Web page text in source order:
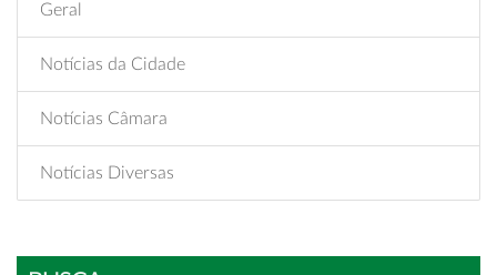
Geral
Notícias da Cidade
Notícias Câmara
Notícias Diversas